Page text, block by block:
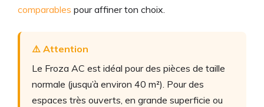
comparables pour affiner ton choix.
⚠️ Attention
Le Froza AC est idéal pour des pièces de taille
normale (jusqu’à environ 40 m²). Pour des
espaces très ouverts, en grande superficie ou